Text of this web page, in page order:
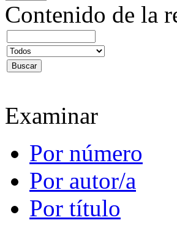
Contenido de la
Examinar
Por número
Por autor/a
Por título